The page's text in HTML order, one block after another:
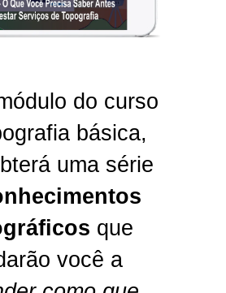
do curso
básica,
uma série
que
você a